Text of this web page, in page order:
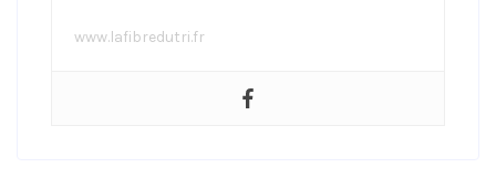
www.lafibredutri.fr